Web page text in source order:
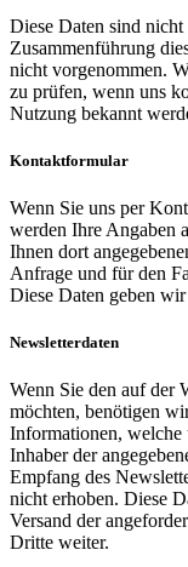
Diese Daten sind nicht
Zusammenführung
nicht vorgenommen.
zu prüfen, wenn uns
Nutzung bekannt
Kontaktformular
Wenn Sie uns per
werden Ihre Angaben
Ihnen dort
Anfrage und für den
Diese Daten geben
Newsletterdaten
Wenn Sie den auf der
möchten, benötigen
Informationen, welche
Inhaber der
Empfang des
nicht erhoben. Diese
Versand der
Dritte weiter.